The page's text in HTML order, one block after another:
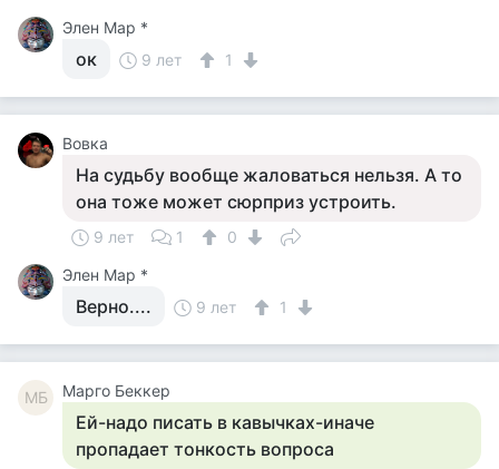
Элен Мар *
ок 9 лет 1
Вовка
На судьбу вообще жаловаться нельзя. А то
она тоже может сюрприз устроить.
9 лет 1
0
Элен Мар *
Верно.... 9 лет 1
MБ Mарго Беккер
Ей-надо писать в кавычках-иначе
пропадает тонкость вопроса